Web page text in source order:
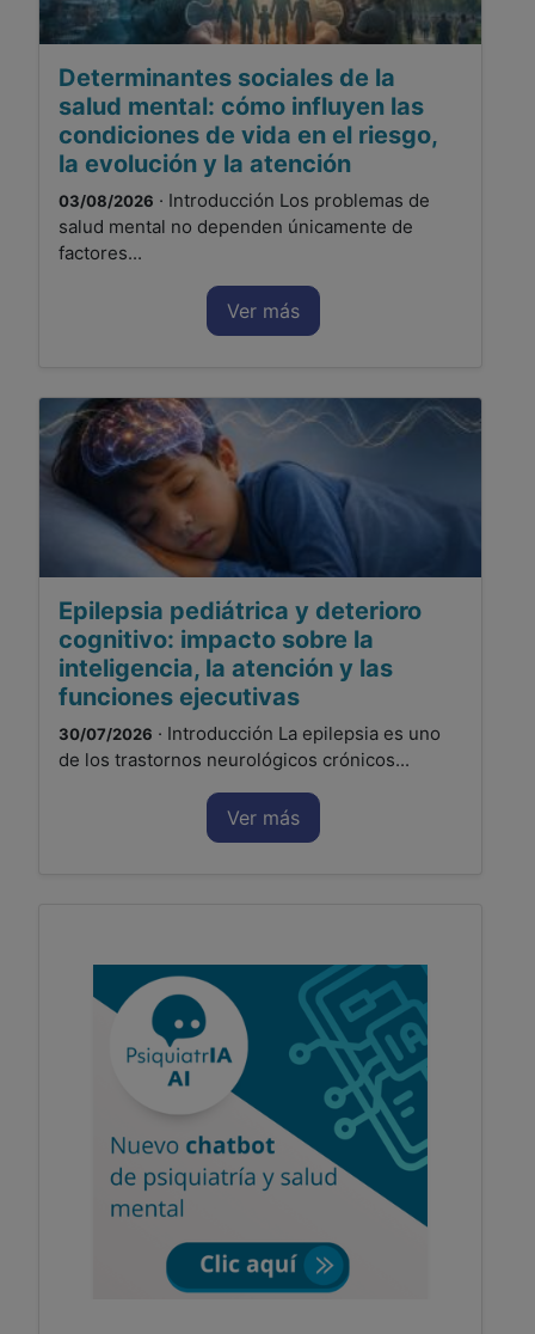
Determinantes sociales de la
salud mental: cómo influyen las
condiciones de vida en el riesgo,
la evolución y la atención
03/08/2026 · Introducción Los problemas de
salud mental no dependen únicamente de
factores...
Ver más
Epilepsia pediátrica y deterioro
cognitivo: impacto sobre la
inteligencia, la atención y las
funciones ejecutivas
30/07/2026 · Introducción La epilepsia es uno
de los trastornos neurológicos crónicos...
Ver más